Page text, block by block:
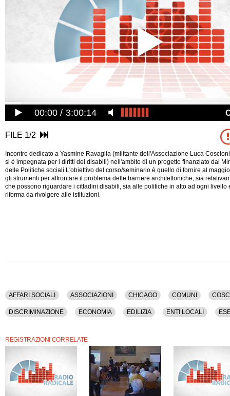
00:00 3:00:14
FILE 1/2
Incontro dedicato a Yasmine Ravaglia (militante dell'Associazione Luca
si è impegnata per i diritti dei disabili) nell'ambito di un progetto finanziato dal
delle Politiche sociali.L'obiettivo del corso/seminario è quello di fornire al
gli strumenti per affrontare il problema delle barriere architettoniche, sia
che possono riguardare i cittadini disabili, sia alle politiche in atto ad ogni livello
riforma da rivolgere alle istituzioni.
AFFARI SOCIALI ASSOCIAZIONI CHICAGO COMUNI
DISCRIMINAZIONE ECONOMIA EDILIZIA ENTI LOCALI
LOMBARDIA MILANO NONPROFIT OBAMA POLITICA
SALUTE SCUOLA SOCIETA' SONDAGGI STATO
VOLONTARIATO WELFARE
REGISTRAZIONI CORRELATE